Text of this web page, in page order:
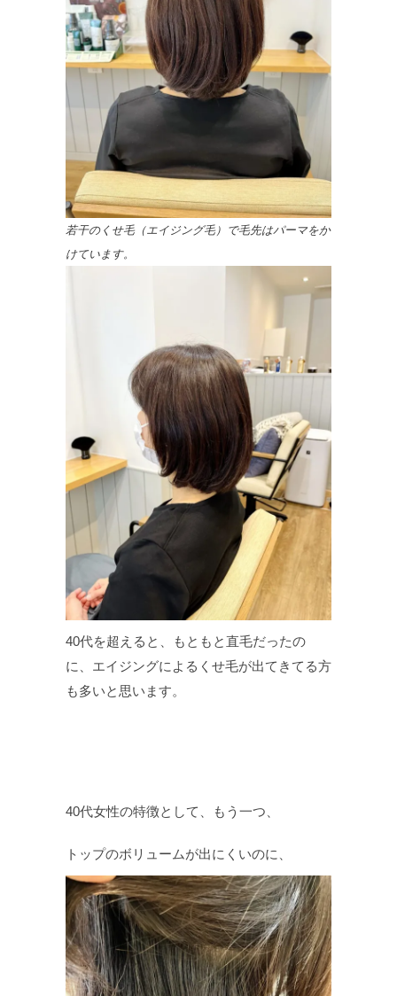
若干のくせ毛（エイジング毛）で毛先はパーマをか
けています。
40代を超えると、もともと直毛だったの
に、エイジングによるくせ毛が出てきてる方
も多いと思います。
40代女性の特徴として、もう一つ、
トップのボリュームが出にくいのに、